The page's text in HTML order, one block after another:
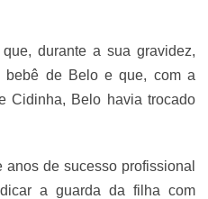
durante a sua gravidez,
bebê de Belo e que, com a
Cidinha, Belo havia trocado
de sucesso profissional
a guarda da filha com